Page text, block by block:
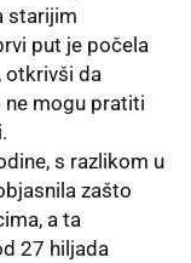
starijim
put je počela
otkrivši da
ne mogu pratiti
s razlikom u
zašto
a ta
27 hiljada